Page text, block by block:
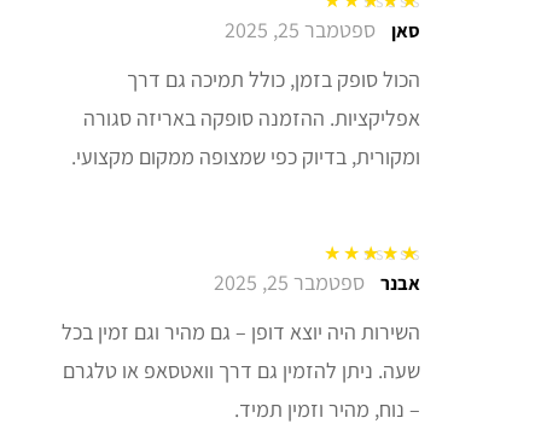
דורג5מתוך 5 סאן ספטמבר 25, 2025
הכול סופק בזמן, כולל תמיכה גם דרך
אפליקציות. ההזמנה סופקה באריזה סגורה
ומקורית, בדיוק כפי שמצופה ממקום מקצועי.
דורג5מתוך 5אבנר ספטמבר 25, 2025
השירות היה יוצא דופן – גם מהיר וגם זמין בכל
שעה. ניתן להזמין גם דרך וואטסאפ או טלגרם
– נוח, מהיר וזמין תמיד.